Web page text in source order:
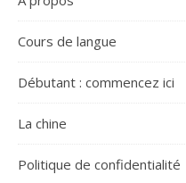
Cours de langue
Débutant : commencez ici
La chine
Politique de confidentialité